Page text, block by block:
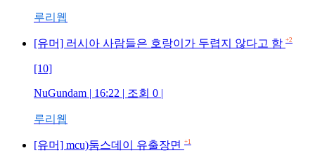
루리웹
[유머] 러시아 사람들은 호랑이가 두렵지 않다고 함 +2
[10]
NuGundam | 16:22 | 조회 0 |
루리웹
[유머] mcu)둠스데이 유출장면 +1